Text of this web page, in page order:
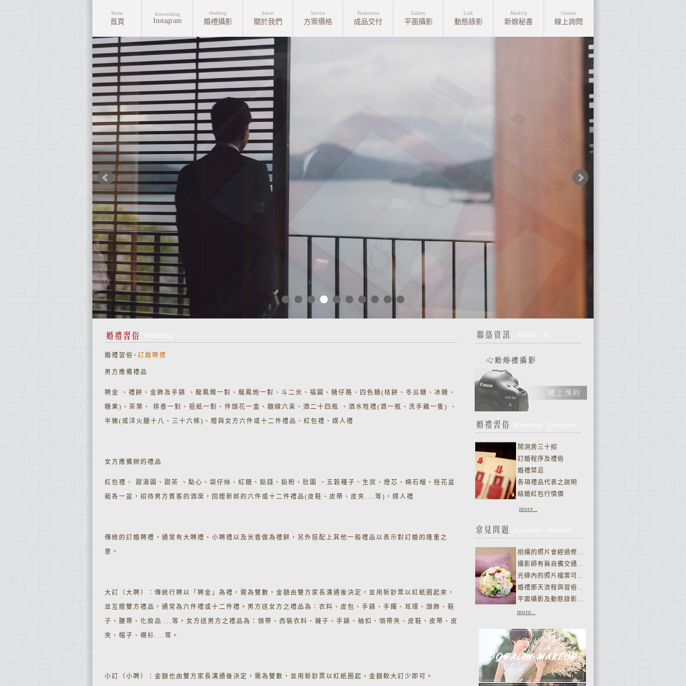
Home
首頁
Kenwedding
Instagram
Wedding
婚禮攝影
About
關於我們
Service
方案價格
Production
成品交付
Gallery
平面攝影
Link
動態錄影
MackUp
新娘秘書
Contact
線上詢問
婚禮習俗> 訂婚聘禮
男方應備禮品
聘金 、禮餅、金飾及手錶 、龍鳳燭一對、龍鳳炮一對、斗二米、福圓、糖仔路、四色糖(桔餅、冬瓜糖、冰糖、
糖果)、茶葉、 排香一對、祖紙一對、伴頭花一盒、麵線六束、酒二十四瓶 、酒水牲禮(酒一瓶、洗手雞一隻) 、
半豬(或洋火腿十八、三十六條)、贈與女方六件或十二件禮品、紅包禮、媒人禮
女方應備辦的禮品
紅包禮、 甜湯圓、甜茶 、點心、袋仔絲、紅糖、鉛錢、鉛粉、肚圍 、五穀種子、生炭、燈芯、棉石榴、桂花盆
栽各一盆，招待男方賓客的酒席，回贈新郎的六件或十二件禮品(皮鞋、皮帶、皮夾....等)，媒人禮
傳統的訂婚聘禮，通常有大聘禮、小聘禮以及米香做為禮餅，另外搭配上其他一般禮品以表示對訂婚的隆重之
意。
大訂（大聘）：傳統行聘以「聘金」為禮，需為雙數，金額由雙方家長溝通後決定，並用新鈔票以紅紙圈起來，
並互贈雙方禮品，通常為六件禮或十二件禮。男方送女方之禮品為：衣料、皮包、手錶、手鐲、耳環、頭飾、鞋
子、腰帶、化妝品....等，女方送男方之禮品為：領帶、西裝衣料、襪子、手錶、袖扣、領帶夾、皮鞋、皮帶、皮
夾、帽子、襯衫....等。
小訂（小聘）：金額也由雙方家長溝通後決定，需為雙數，並用新鈔票以紅紙圈起，金額較大訂少即可。
鬧洞房三十招
訂婚程序及禮俗
婚禮禁忌
各項禮品代表之說明
結婚紅包行情價
more..
拍攝的照片會經過修...
攝影師有無自備交通...
光碟內的照片檔案可...
婚禮那天流程與習俗...
平面攝影及動態錄影...
more..